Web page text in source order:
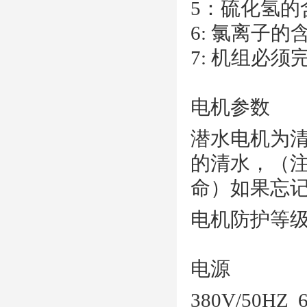
5 ：硫化氢
6: 氯离子的
7: 机组必须
电机参数
潜水电机为
的清水，（
命）如果忘
电机防护等
电源
380V/50HZ